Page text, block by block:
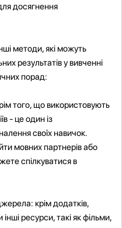
досягнення
методи, які можуть
результатів у вивченні
порад:
того, що використовують
- це один із
своїх навичок.
мовних партнерів або
спілкуватися в
крім додатків,
ресурси, такі як фільми,